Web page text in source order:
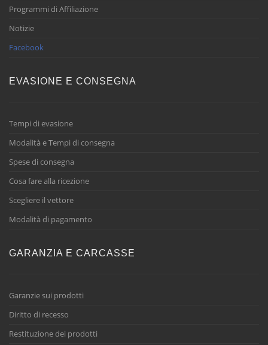
Programmi di Affiliazione
Notizie
Facebook
EVASIONE E CONSEGNA
Tempi di evasione
Modalità e Tempi di consegna
Spese di consegna
Cosa fare alla ricezione
Scegliere il vettore
Modalità di pagamento
GARANZIA E CARCASSE
Garanzie sui prodotti
Diritto di recesso
Restituzione dei prodotti